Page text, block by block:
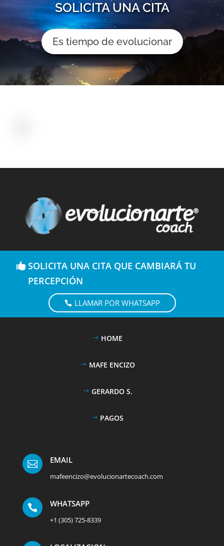
SOLICITA UNA CITA
Es tiempo de evolucionar
SOLICITA UNA CITA QUE CAMBIARÁ TU
PERCEPCIÓN
LLAMAR POR WHATSAPP
HOME
MAFE ENCIZO
GERARDO S.
PAGOS
 EMAIL
mafeencizo@evolucionartecoach.com
 WHATSAPP
+1 (305) 725-8339